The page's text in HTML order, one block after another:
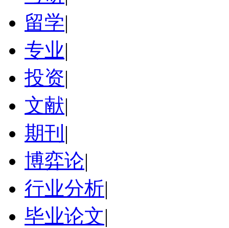
留学|
专业|
投资|
文献|
期刊 |
博弈论|
行业分析|
毕业论文|